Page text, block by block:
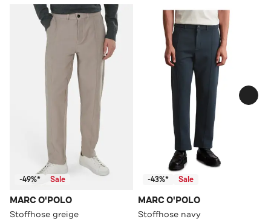
-49%* Sale
MARC O'POLO
Stoffhose greige
-43%* Sale
MARC O'POLO
Stoffhose navy